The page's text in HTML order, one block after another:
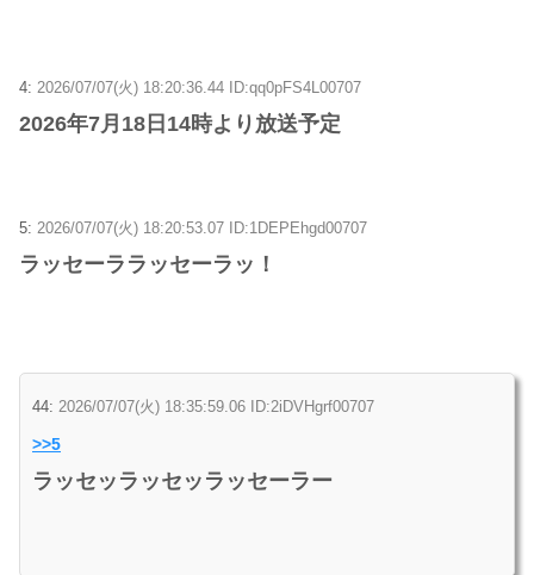
4: 2026/07/07(火) 18:20:36.44 ID:qq0pFS4L00707
2026年7月18日14時より放送予定
5: 2026/07/07(火) 18:20:53.07 ID:1DEPEhgd00707
ラッセーララッセーラッ！
44: 2026/07/07(火) 18:35:59.06 ID:2iDVHgrf00707
>>5
ラッセッラッセッラッセーラー